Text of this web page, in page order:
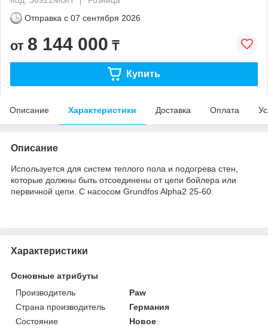
Отправка с 07 сентября 2026
от 8 144 000 ₸
Купить
Описание Характеристики Доставка Оплата
Описание
Используется для систем теплого пола и подогрева стен,
которые должны быть отсоединены от цепи бойлера или
первичной цепи. С насосом Grundfos Alpha2 25-60.
Характеристики
Основные атрибуты
Производитель
Paw
Страна производитель
Германия
Состояние
Новое